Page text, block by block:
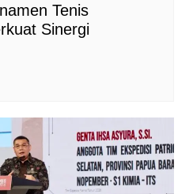
Tenis
Sinergi